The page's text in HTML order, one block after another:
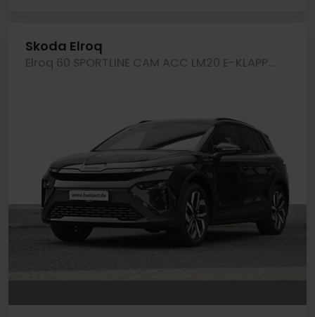
Skoda Elroq
Elroq 60 SPORTLINE CAM ACC LM20 E-KLAPPE NAVI